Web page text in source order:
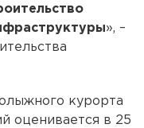
», –
курорта
оценивается в 25